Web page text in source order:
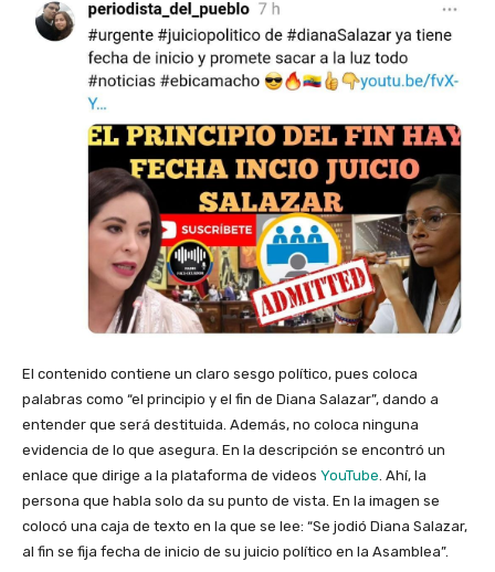
El contenido contiene un claro sesgo político, pues coloca
palabras como “el principio y el fin de Diana Salazar”, dando a
entender que será destituida. Además, no coloca ninguna
evidencia de lo que asegura. En la descripción se encontró un
enlace que dirige a la plataforma de videos YouTube. Ahí, la
persona que habla solo da su punto de vista. En la imagen se
colocó una caja de texto en la que se lee: “Se jodió Diana Salazar,
al fin se fija fecha de inicio de su juicio político en la Asamblea”.